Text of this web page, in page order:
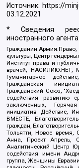
Источник: https://
03.12.2021
* Сведения
иностранного агента:
культуры, Центр
Институт права и
врачей, НАСИЛИЮ.НЕТ,
Гуманитарное
Гражданская
Гражданский Союз,
содействия развитию
заключенных,
инициатив Действие,
ВМЕСТЕ,
граждан,
Тольятти, Новое время,
Анна, Проект Апрель,
Аналитический Центр
содействия имени
группа, Женщины